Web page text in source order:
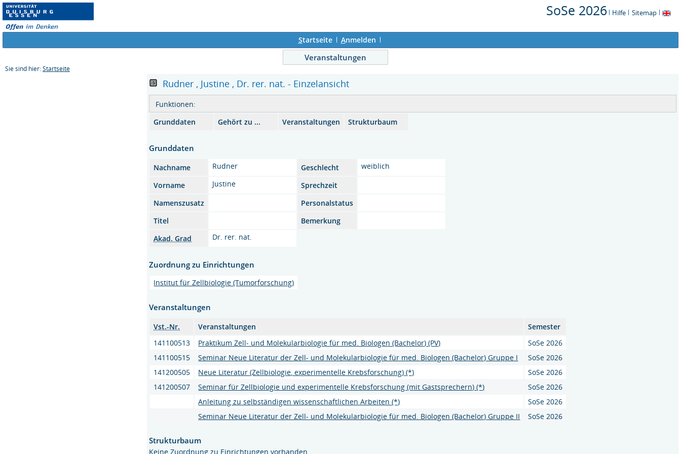
SoSe 2026 Hilfe Sitemap
Startseite Anmelden
Veranstaltungen
Sie sind hier: Startseite
Rudner , Justine , Dr. rer. nat. - Einzelansicht
Funktionen:
Grunddaten
Gehört zu ... Veranstaltungen Strukturbaum
Grunddaten
Nachname Rudner Geschlecht
weiblich
Vorname
Justine
Sprechzeit
Namenszusatz
Personalstatus
Titel
Bemerkung
Akad. Grad
Dr. rer. nat.
Zuordnung zu Einrichtungen
Institut für Zellbiologie (Tumorforschung)
Veranstaltungen
Vst.-Nr. Veranstaltungen
Semester
141100513
Praktikum Zell- und Molekularbiologie für med. Biologen (Bachelor) (PV)
SoSe 2026
141100515
Seminar Neue Literatur der Zell- und Molekularbiologie für med. Biologen (Bachelor) Gruppe I
SoSe 2026
141200505
Neue Literatur (Zellbiologie, experimentelle Krebsforschung) (*)
SoSe 2026
141200507
Seminar für Zellbiologie und experimentelle Krebsforschung (mit Gastsprechern) (*)
SoSe 2026
Anleitung zu selbständigen wissenschaftlichen Arbeiten (*)
SoSe 2026
Seminar Neue Literatur der Zell- und Molekularbiologie für med. Biologen (Bachelor) Gruppe II
SoSe 2026
Strukturbaum
Keine Zuordnung zu Einrichtungen vorhanden